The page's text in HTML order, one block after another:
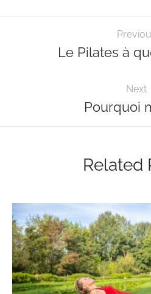
Le Pilates à
Next
Pourquoi
Related